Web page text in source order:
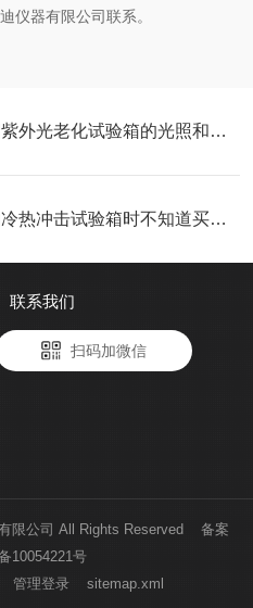
仪器有限公司联系。
本文将详细介绍紫外光老化试验箱的光照和淋雨的试验环节
有些客户在选购冷热冲击试验箱时不知道买哪种好，虽过程不同但目的是相同的
联系我们
扫码加微信
限公司 All Rights Reserved 备案
10054221号
管理登录 sitemap.xml